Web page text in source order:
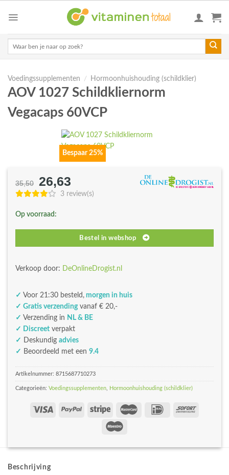
Voedingssupplementen / Hormoonhuishouding (schildklier)
AOV 1027 Schildkliernorm
Vegacaps 60VCP
Bespaar 25%
35,50
Oorspronkelijke
prijs
€35,50.
26,63
prijs
3 review(s)
Op voorraad:
Bestel in webshop
Verkoop door: DeOnlineDrogist.nl
✓ Voor 21:30 besteld, morgen in huis
✓ Gratis verzendingvanaf € 20,-
✓ Verzending in NL & BE
✓ Discreet verpakt
✓
Deskundig advies
✓ Beoordeeld met een 9.4
Artikelnummer: 8715687710273
Categorieën: Voedingssupplementen Hormoonhuishouding (schildklier)
Beschrijving